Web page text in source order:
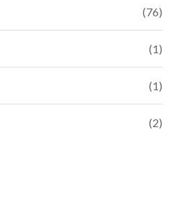
(76)
(1)
(1)
(2)